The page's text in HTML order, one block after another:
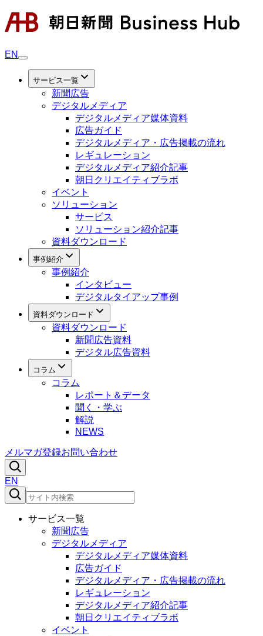
EN
サービス一覧
新聞広告
デジタルメディア
デジタルメディア媒体資料
広告ガイド
デジタルメディア・広告掲載の流れ
レギュレーション
デジタルメディア紹介記事
朝日クリエイティブラボ
イベント
ソリューション
サービス
ソリューション紹介記事
資料ダウンロード
事例紹介
事例紹介
インタビュー
デジタルタイアップ事例
資料ダウンロード
資料ダウンロード
新聞広告資料
デジタル広告資料
コラム
コラム
レポート＆データ
聞く・学ぶ
解説
NEWS
メルマガ登録お問い合わせ
EN
サービス一覧
新聞広告
デジタルメディア
デジタルメディア媒体資料
広告ガイド
デジタルメディア・広告掲載の流れ
レギュレーション
デジタルメディア紹介記事
朝日クリエイティブラボ
イベント